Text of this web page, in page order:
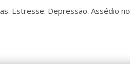
Estresse. Depressão. Assédio no